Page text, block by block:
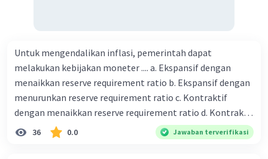
Untuk mengendalikan inflasi, pemerintah dapat
melakukan kebijakan moneter .... a. Ekspansif dengan
menaikkan reserve requirement ratio b. Ekspansif dengan
menurunkan reserve requirement ratio c. Kontraktif
dengan menaikkan reserve requirement ratio d. Kontraktif
dengan menurunkan reserve requirement ratio e.
Ekspansif dengan menaikkan tingkat diskonto Bila Bank
36 0.0 Jawaban terverifikasi